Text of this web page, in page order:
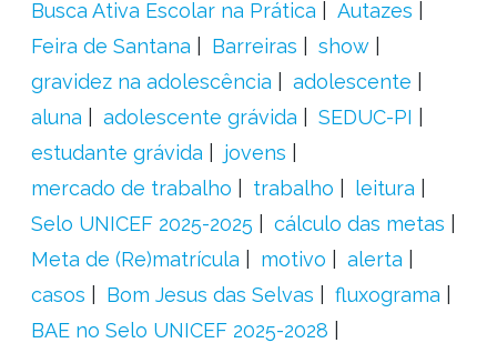
Busca Ativa Escolar na Prática
Autazes
Feira de Santana
Barreiras
show
gravidez na adolescência
adolescente
aluna
adolescente grávida
SEDUC-PI
estudante grávida
jovens
mercado de trabalho
trabalho
leitura
Selo UNICEF 2025-2025
cálculo das metas
Meta de (Re)matrícula
motivo
alerta
casos
Bom Jesus das Selvas
fluxograma
BAE no Selo UNICEF 2025-2028